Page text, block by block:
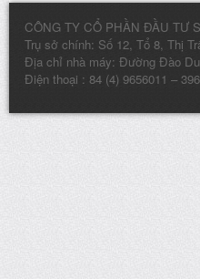
CÔNG TY CỔ PHẦN ĐẦU TƯ
Trụ sở chính: Số 12, Tổ 8, Thị
Địa chỉ nhà máy: Đường Đào
Điện thoại : 84 (4) 9656011 –